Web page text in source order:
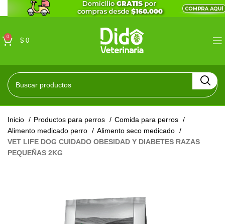
0
$ 0
Inicio Productos para perros
Comida para perros
Alimento medicado perro
Alimento seco medicado
VET LIFE DOG CUIDADO OBESIDAD Y DIABETES RAZAS
PEQUEÑAS 2KG